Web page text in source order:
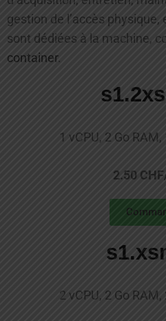
gestion de l’accès
sont dédiées à la machine,
container.
1 vCPU, 2 Go
2.50
2 vCPU, 2 Go